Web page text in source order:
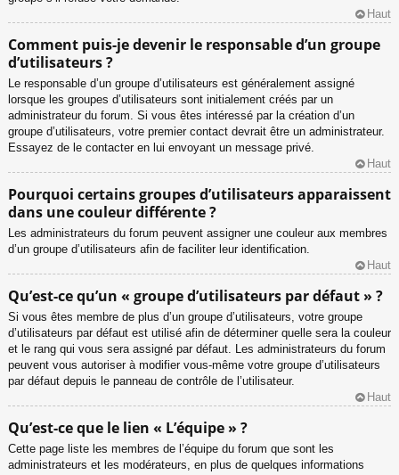
Haut
Comment puis-je devenir le responsable d’un groupe
d’utilisateurs ?
Le responsable d’un groupe d’utilisateurs est généralement assigné
lorsque les groupes d’utilisateurs sont initialement créés par un
administrateur du forum. Si vous êtes intéressé par la création d’un
groupe d’utilisateurs, votre premier contact devrait être un administrateur.
Essayez de le contacter en lui envoyant un message privé.
Haut
Pourquoi certains groupes d’utilisateurs apparaissent
dans une couleur différente ?
Les administrateurs du forum peuvent assigner une couleur aux membres
d’un groupe d’utilisateurs afin de faciliter leur identification.
Haut
Qu’est-ce qu’un « groupe d’utilisateurs par défaut » ?
Si vous êtes membre de plus d’un groupe d’utilisateurs, votre groupe
d’utilisateurs par défaut est utilisé afin de déterminer quelle sera la couleur
et le rang qui vous sera assigné par défaut. Les administrateurs du forum
peuvent vous autoriser à modifier vous-même votre groupe d’utilisateurs
par défaut depuis le panneau de contrôle de l’utilisateur.
Haut
Qu’est-ce que le lien « L’équipe » ?
Cette page liste les membres de l’équipe du forum que sont les
administrateurs et les modérateurs, en plus de quelques informations